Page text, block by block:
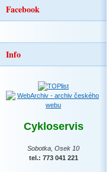
Facebook
Info
Cykloservis
Sobotka, Osek 10
tel.: 773 041 221